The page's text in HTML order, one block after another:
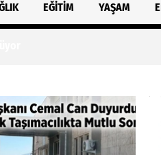
EĞITIM YAŞAM